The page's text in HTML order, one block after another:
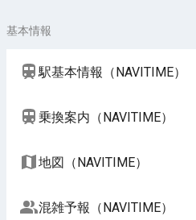
基本情報
駅基本情報（NAVITIME）
乗換案内（NAVITIME）
地図（NAVITIME）
混雑予報（NAVITIME）